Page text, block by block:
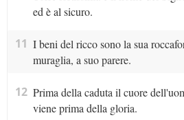
ed è al sicuro.
11 I beni del ricco sono la sua
muraglia, a suo parere.
12 Prima della caduta il cuore
viene prima della gloria.